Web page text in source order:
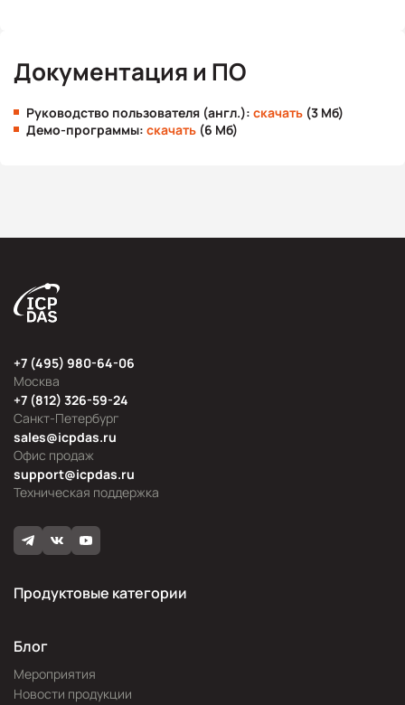
Документация и ПО
Руководство пользователя (англ.): скачать (3 Мб)
Демо-программы: скачать (6 Мб)
Москва
+7 (495) 980-64-06
Офис продаж
sales@icpdas.ru
Санкт-Петербург
+7 (812) 326-59-24
Техническая поддержка
support@icpdas.ru
Продуктовые категории
Блог
Мероприятия
Новости продукции